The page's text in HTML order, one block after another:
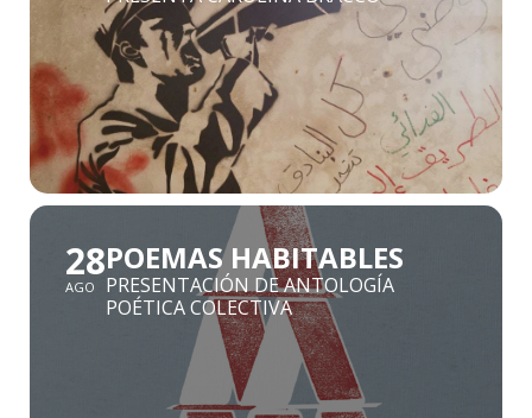
28
AGO
POEMAS HABITABLES
PRESENTACIÓN DE ANTOLOGÍA
POÉTICA COLECTIVA